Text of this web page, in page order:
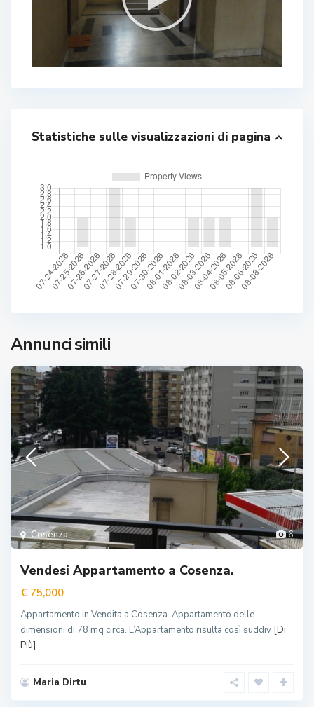
Statistiche sulle visualizzazioni di pagina
Annunci simili
6
Cosenza
Vendesi Appartamento a Cosenza.
€ 75,000
Appartamento in Vendita a Cosenza. Appartamento delle
dimensioni di 78 mq circa. L’Appartamento risulta così suddiv [Di
Più]
Maria Dirtu